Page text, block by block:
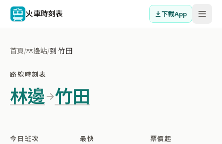
火車時刻表 下載App
首頁/林邊站/到 竹田
路線時刻表
林邊 竹田
今日班次 最快 票價起